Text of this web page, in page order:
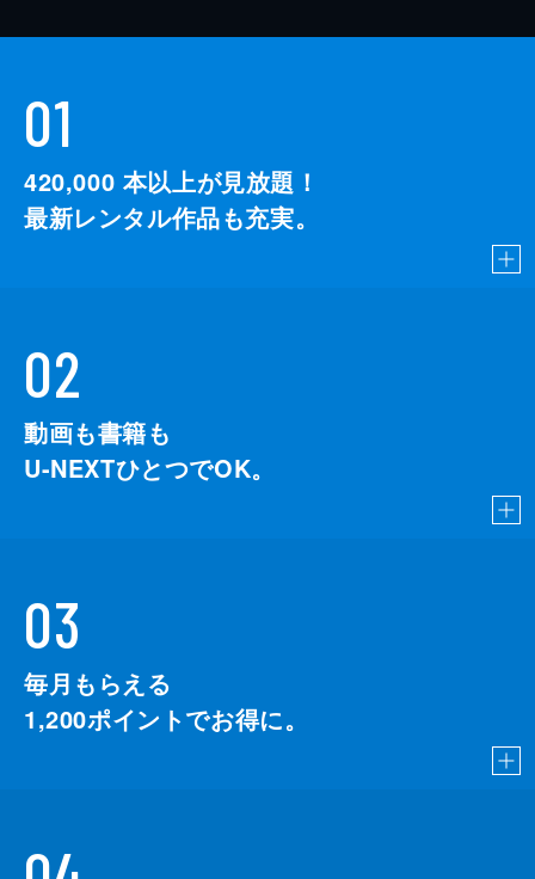
01
420,000 本以上が見放題！
最新レンタル作品も充実。
02
動画も書籍も
U-NEXTひとつでOK。
03
毎月もらえる
1,200ポイントでお得に。